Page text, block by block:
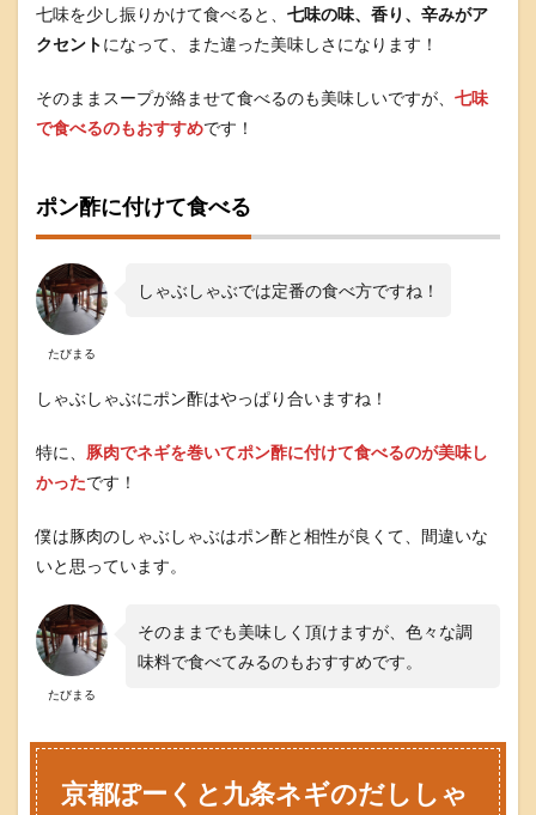
都
ー
と
九
条
の
し
ゃ
ぶ
鍋
の
マ
な
レ
ュ
ー
京
都
ぽ
ー
く
九
ネ
ギ
七味を少し振りかけて食べると、 七味の味、香り、辛みがア
クセントになって、また違った美味しさになります！
そのままスープが絡ませて食べるのも美味しいですが、 七味
で食べるのもおすすめです！
ポン酢に付けて食べる
たびまる
しゃぶしゃぶでは定番の食べ方ですね！
しゃぶしゃぶにポン酢はやっぱり合いますね！
特に、 豚肉でネギを巻いてポン酢に付けて食べるのが美味し
かったです！
僕は豚肉のしゃぶしゃぶはポン酢と相性が良くて、間違いな
いと思っています。
たびまる
そのままでも美味しく頂けますが、色々な調
味料で食べてみるのもおすすめです。
京都ぽーくと九条ネギのだししゃ